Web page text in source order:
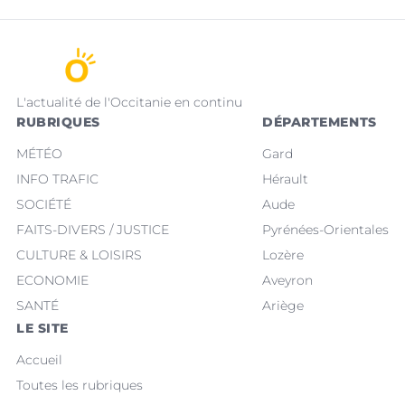
L'actualité de l'Occitanie en continu
RUBRIQUES
MÉTÉO
INFO TRAFIC
SOCIÉTÉ
FAITS-DIVERS / JUSTICE
CULTURE & LOISIRS
ECONOMIE
SANTÉ
DÉPARTEMENTS
Gard
Hérault
Aude
Pyrénées-Orientales
Lozère
Aveyron
Ariège
LE SITE
Accueil
Toutes les rubriques